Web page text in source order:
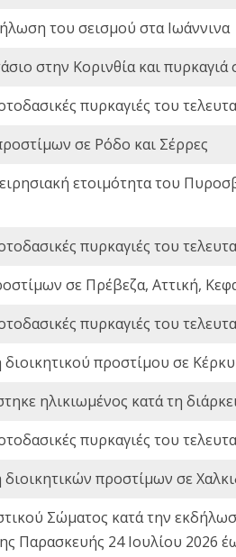
του σεισμού στα Ιωάννινα
στην Κορινθία και πυρκαγιά
πυρκαγιές του
σε Ρόδο και Σέρρες
ετοιμότητα του
πυρκαγιές του
σε Πρέβεζα, Αττική,
πυρκαγιές του
προστίμου σε
ηλικιωμένος κατά τη
πυρκαγιές του
προστίμων σε
Σώματος κατά την
Παρασκευής 24 Ιουλίου 2026